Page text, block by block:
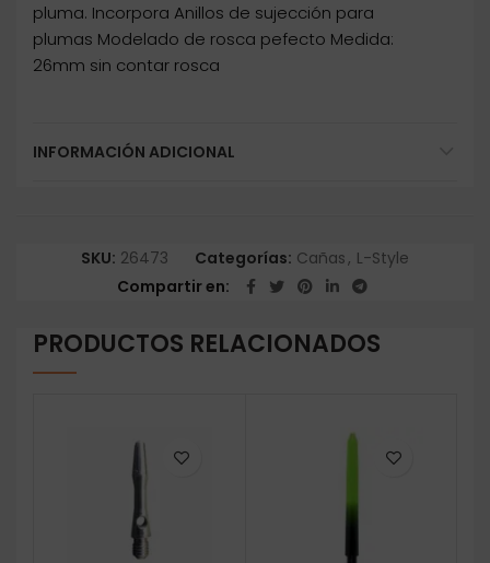
pluma. Incorpora Anillos de sujección para
plumas Modelado de rosca pefecto Medida:
26mm sin contar rosca
INFORMACIÓN ADICIONAL
SKU: 26473 Categorías: Cañas, L-Style
Compartir en
PRODUCTOS RELACIONADOS